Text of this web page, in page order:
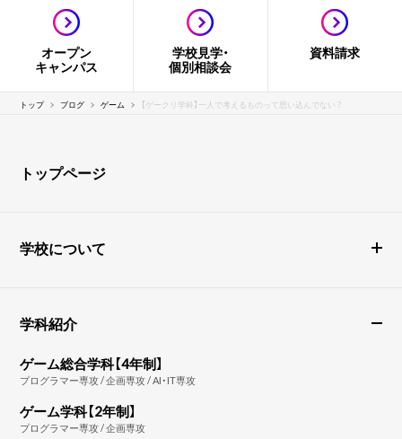
オープン
キャンパス
学校見学・
個別相談会
資料請求
トップ ブログ ゲーム 【ゲークリ学科】一人で考えるものって思い込んでない？
トップページ
学校について
学科紹介
ゲーム総合学科【4年制】
プログラマー専攻 / 企画専攻 / AI・IT専攻
ゲーム学科【2年制】
プログラマー専攻 / 企画専攻